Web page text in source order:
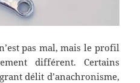
pas mal, mais le profil
différent. Certains
délit d’anachronisme,